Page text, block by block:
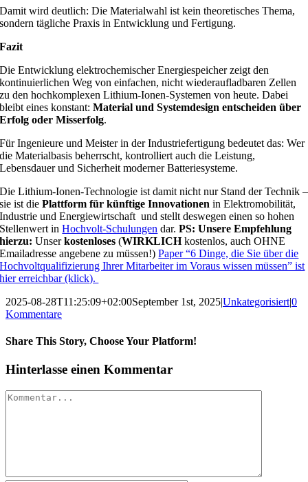
Damit wird deutlich: Die Materialwahl ist kein theoretisches Thema,
sondern tägliche Praxis in Entwicklung und Fertigung.
Fazit
Die Entwicklung elektrochemischer Energiespeicher zeigt den
kontinuierlichen Weg von einfachen, nicht wiederaufladbaren Zellen
zu den hochkomplexen Lithium-Ionen-Systemen von heute. Dabei
bleibt eines konstant:Material und Systemdesign entscheiden über
Erfolg oder Misserfolg.
Für Ingenieure und Meister in der Industriefertigung bedeutet das: Wer
die Materialbasis beherrscht, kontrolliert auch die Leistung,
Lebensdauer und Sicherheit moderner Batteriesysteme.
Die Lithium-Ionen-Technologie ist damit nicht nur Stand der Technik –
sie ist diePlattform für künftige Innovationen in Elektromobilität,
Industrie und Energiewirtschaft und stellt deswegen einen so hohen
Stellenwert inHochvolt-Schulungen dar.PS: Unsere Empfehlung
hierzu: Unserkostenloses (WIRKLICHkostenlos, auch OHNE
Emailadresse angebene zu müssen!)Paper “6 Dinge, die Sie über die
Hochvoltqualifizierung Ihrer Mitarbeiter im Voraus wissen müssen” ist
hier erreichbar (klick).
2025-08-28T11:25:09+02:00September 1st, 2025|Unkategorisiert|0
Kommentare
Share This Story, Choose Your Platform!
LinkedIn
E-
Hinterlasse einen Kommentar
Kommentar